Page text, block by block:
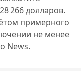
266 долларов.
примерного
не менее
News.